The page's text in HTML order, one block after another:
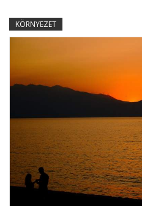
KÖRNYEZET